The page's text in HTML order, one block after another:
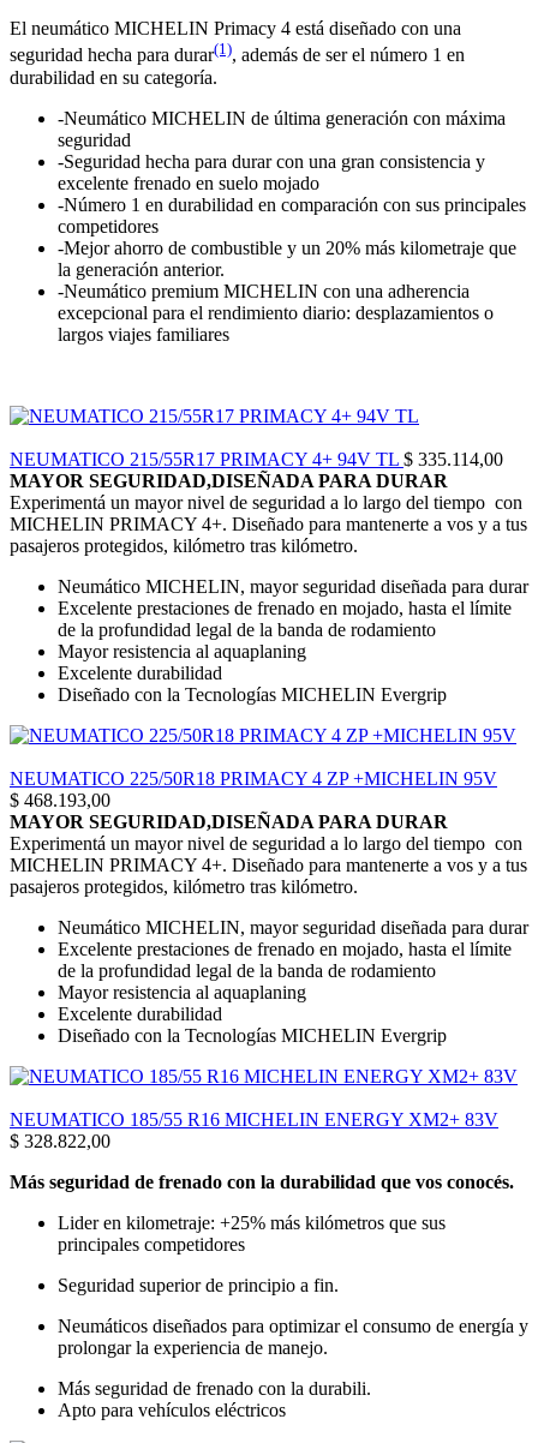
El neumático MICHELIN Primacy 4 está diseñado con una
seguridad hecha para durar(1), además de ser el número 1 en
durabilidad en su categoría.
-Neumático MICHELIN de última generación con máxima
seguridad
-Seguridad hecha para durar con una gran consistencia y
excelente frenado en suelo mojado
-Número 1 en durabilidad en comparación con sus principales
competidores
-Mejor ahorro de combustible y un 20% más kilometraje que
la generación anterior.
-Neumático premium MICHELIN con una adherencia
excepcional para el rendimiento diario: desplazamientos o
largos viajes familiares
NEUMATICO 215/55R17 PRIMACY 4+ 94V TL $ 335.114,00
MAYOR SEGURIDAD,DISEÑADA PARA DURAR
Experimentá un mayor nivel de seguridad a lo largo del tiempo con
MICHELIN PRIMACY 4+. Diseñado para mantenerte a vos y a tus
pasajeros protegidos, kilómetro tras kilómetro.
Neumático MICHELIN, mayor seguridad diseñada para durar
Excelente prestaciones de frenado en mojado, hasta el límite
de la profundidad legal de la banda de rodamiento
Mayor resistencia al aquaplaning
Excelente durabilidad
Diseñado con la Tecnologías MICHELIN Evergrip
NEUMATICO 225/50R18 PRIMACY 4 ZP +MICHELIN 95V
$ 468.193,00
MAYOR SEGURIDAD,DISEÑADA PARA DURAR
Experimentá un mayor nivel de seguridad a lo largo del tiempo con
MICHELIN PRIMACY 4+. Diseñado para mantenerte a vos y a tus
pasajeros protegidos, kilómetro tras kilómetro.
Neumático MICHELIN, mayor seguridad diseñada para durar
Excelente prestaciones de frenado en mojado, hasta el límite
de la profundidad legal de la banda de rodamiento
Mayor resistencia al aquaplaning
Excelente durabilidad
Diseñado con la Tecnologías MICHELIN Evergrip
NEUMATICO 185/55 R16 MICHELIN ENERGY XM2+ 83V
$ 328.822,00
Más seguridad de frenado con la durabilidad que vos conocés.
Lider en kilometraje: +25% más kilómetros que sus
principales competidores
Seguridad superior de principio a fin.
Neumáticos diseñados para optimizar el consumo de energía y
prolongar la experiencia de manejo.
Más seguridad de frenado con la durabili.
Apto para vehículos eléctricos